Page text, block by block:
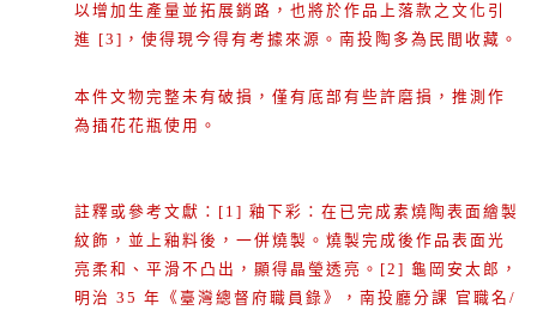
以增加生產量並拓展銷路，也將於作品上落款之文化引
進 [3]，使得現今得有考據來源。南投陶多為民間收藏。
本件文物完整未有破損，僅有底部有些許磨損，推測作
為插花花瓶使用。
註釋或參考文獻：[1] 釉下彩：在已完成素燒陶表面繪製
紋飾，並上釉料後，一併燒製。燒製完成後作品表面光
亮柔和、平滑不凸出，顯得晶瑩透亮。[2] 龜岡安太郎，
明治 35 年《臺灣總督府職員錄》，南投廳分課 官職名/